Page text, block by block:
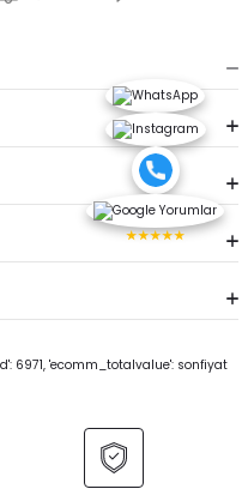
6971, 'ecomm_totalvalue': sonfiyat
★★★★★